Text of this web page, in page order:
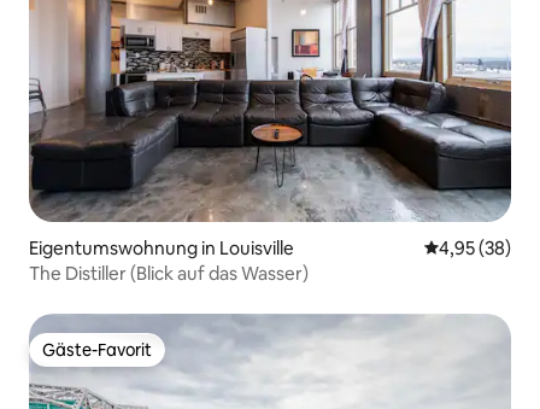
Eigentumswohnung in Louisville
4,95 (38)
The Distiller (Blick auf das Wasser)
Gäste-Favorit
Gäste-Favorit